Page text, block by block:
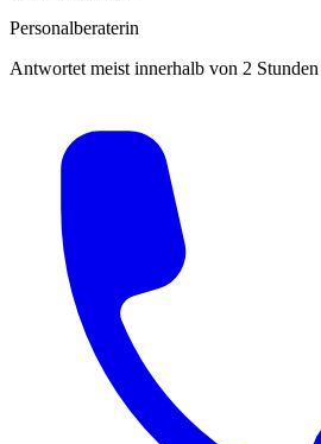
Personalberaterin
Antwortet meist innerhalb von 2 Stunden